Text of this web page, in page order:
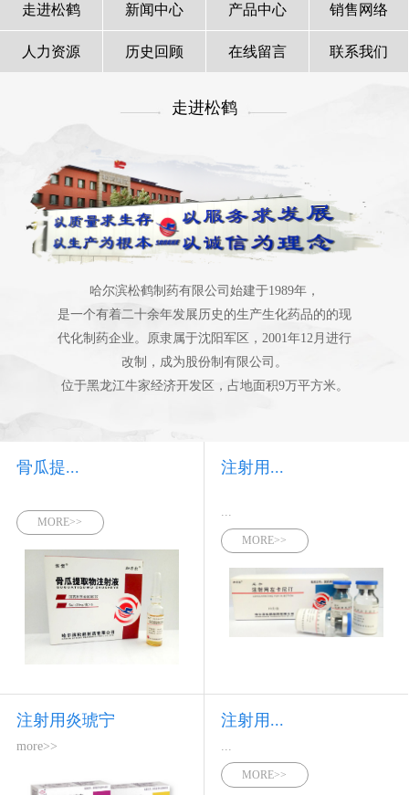
走进松鹤 新闻中心 产品中心 销售网络
人力资源 历史回顾 在线留言 联系我们
走进松鹤
哈尔滨松鹤制药有限公司始建于1989年，
是一个有着二十余年发展历史的生产生化药品的的现
代化制药企业。原隶属于沈阳军区，2001年12月进行
改制，成为股份制有限公司。
位于黑龙江牛家经济开发区，占地面积9万平方米。
骨瓜提...
MORE>>
注射用...
...
MORE>>
注射用炎琥宁
more>>
注射用...
MORE>>